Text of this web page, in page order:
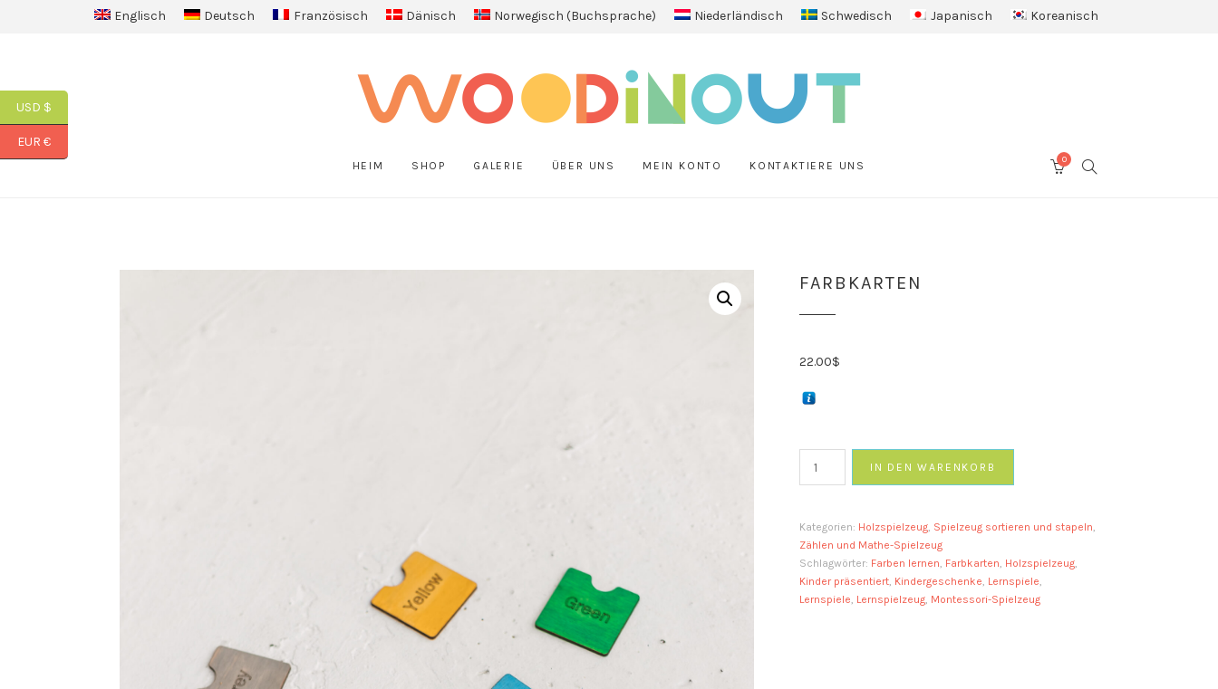
Englisch Deutsch Französisch Dänisch Norwegisch (Buchsprache) Niederländisch Schwedisch Japanisch Koreanisch
HEIM SHOP GALERIE ÜBER UNS MEIN KONTO KONTAKTIERE UNS
SEARCH
0
FARBKARTEN
22.00$
IN DEN WARENKORB
Kategorien: Holzspielzeug, Spielzeug sortieren und stapeln,
Zählen und Mathe-Spielzeug
Schlagwörter: Farben lernen, Farbkarten, Holzspielzeug,
Kinder präsentiert, Kindergeschenke, Lernspiele,
Lernspiele, Lernspielzeug, Montessori-Spielzeug
USD $
EUR €